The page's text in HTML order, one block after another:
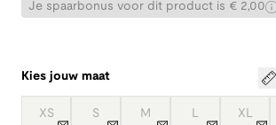
Je spaarbonus voor dit product is € 2,00
Kies jouw maat
XS S M L XL